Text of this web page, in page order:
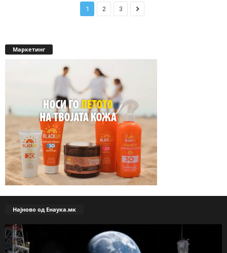
1 2 3
Маркетинг
Најново од Енаука.мк